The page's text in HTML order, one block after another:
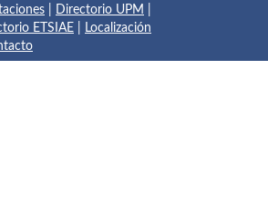
Directorio UPM
ETSIAE
Localización